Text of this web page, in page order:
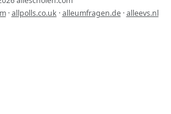
·allpolls.co.uk ·alleumfragen.de·alleevs.nl